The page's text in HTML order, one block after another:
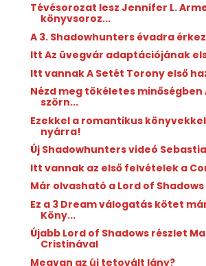
Tévésorozat lesz Jennifer L.
könyvsoroz...
A 3. Shadowhunters évadra
Itt Az üvegvár adaptációjának
Itt vannak A Setét Torony első
Nézd meg tökéletes minőségben
szörn...
Ezekkel a romantikus
nyárra!
Új Shadowhunters videó
Itt vannak az első felvételek a
Már olvasható a Lord of
Ez a 3 Dream válogatás kötet
Köny...
Újabb Lord of Shadows részlet
Cristinával
Megvan az új tetovált lány?